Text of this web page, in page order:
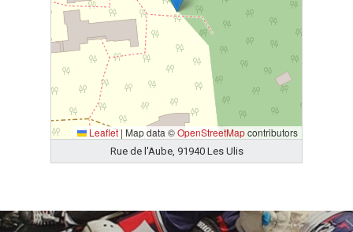
Leaflet| Map data ©OpenStreetMapcontributors
Rue de l'Aube, 91940 Les Ulis